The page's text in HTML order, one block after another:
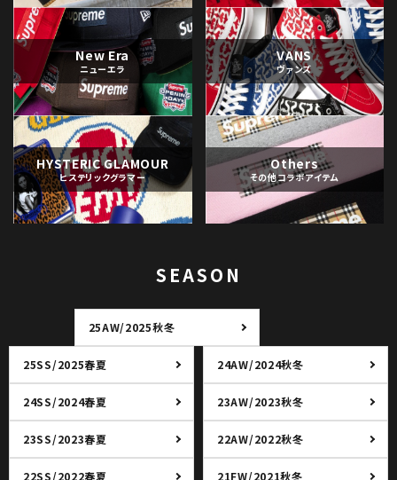
New Era
ニューエラ
VANS
ヴァンズ
HYSTERIC GLAMOUR
ヒステリックグラマー
Others
その他コラボアイテム
SEASON
25AW/2025秋冬
25SS/2025春夏 24AW/2024秋冬
24SS/2024春夏 23AW/2023秋冬
23SS/2023春夏 22AW/2022秋冬
22SS/2022春夏 21FW/2021秋冬